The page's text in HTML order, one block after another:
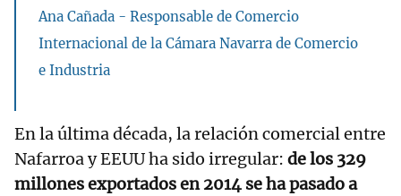
Ana Cañada - Responsable de Comercio
Internacional de la Cámara Navarra de Comercio
e Industria
En la última década, la relación comercial entre
Nafarroa y EEUU ha sido irregular: de los 329
millones exportados en 2014 se ha pasado a